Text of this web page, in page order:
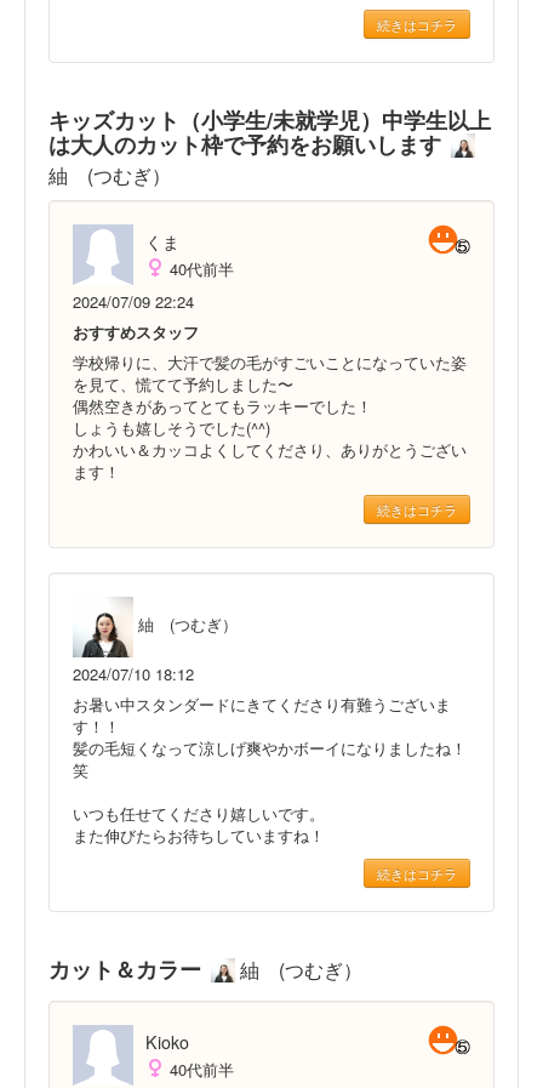
続きはコチラ
キッズカット（小学生/未就学児）中学生以上
は大人のカット枠で予約をお願いします
紬 (つむぎ）
くま
40代前半
2024/07/09 22:24
おすすめスタッフ
学校帰りに、大汗で髪の毛がすごいことになっていた姿
を見て、慌てて予約しました〜
偶然空きがあってとてもラッキーでした！
しょうも嬉しそうでした(^^)
かわいい＆カッコよくしてくださり、ありがとうござい
ます！
続きはコチラ
紬 (つむぎ）
2024/07/10 18:12
お暑い中スタンダードにきてくださり有難うございま
す！！
髪の毛短くなって涼しげ爽やかボーイになりましたね！
笑
いつも任せてくださり嬉しいです。
また伸びたらお待ちしていますね！
続きはコチラ
カット＆カラー 紬 (つむぎ）
Kioko
40代前半